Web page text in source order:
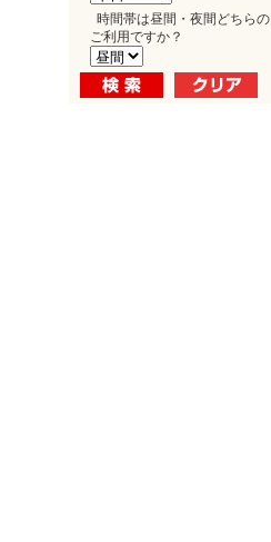
時間帯は昼間・夜間どちらの
ご利用ですか？